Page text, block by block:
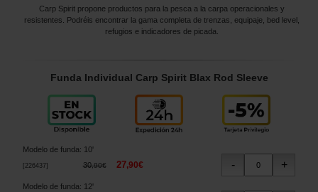
Carp Spirit propone productos para la pesca a la carpa operacionales y
resistentes. Podréis encontrar la gama completa de trenzas, equipaje, bed level,
refugios e indicadores de picada.
Funda Individual Carp Spirit Blax Rod Sleeve
Modelo de funda: 10'
226437] 30,90€ 27,90€
Modelo de funda: 12'